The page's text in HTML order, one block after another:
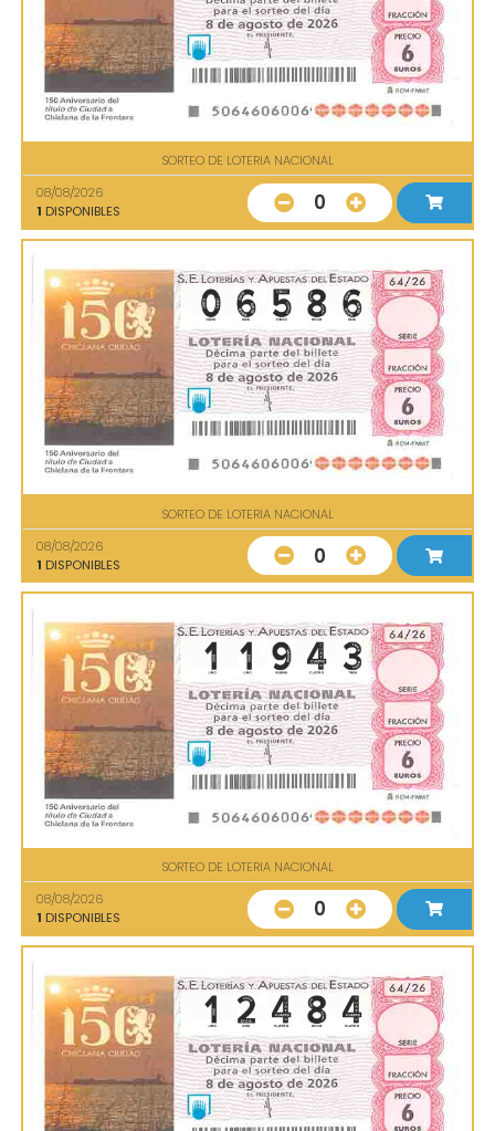
SORTEO DE LOTERIA NACIONAL
08/08/2026
1 DISPONIBLES 0
SORTEO DE LOTERIA NACIONAL
08/08/2026
1 DISPONIBLES 0
SORTEO DE LOTERIA NACIONAL
08/08/2026
1 DISPONIBLES 0